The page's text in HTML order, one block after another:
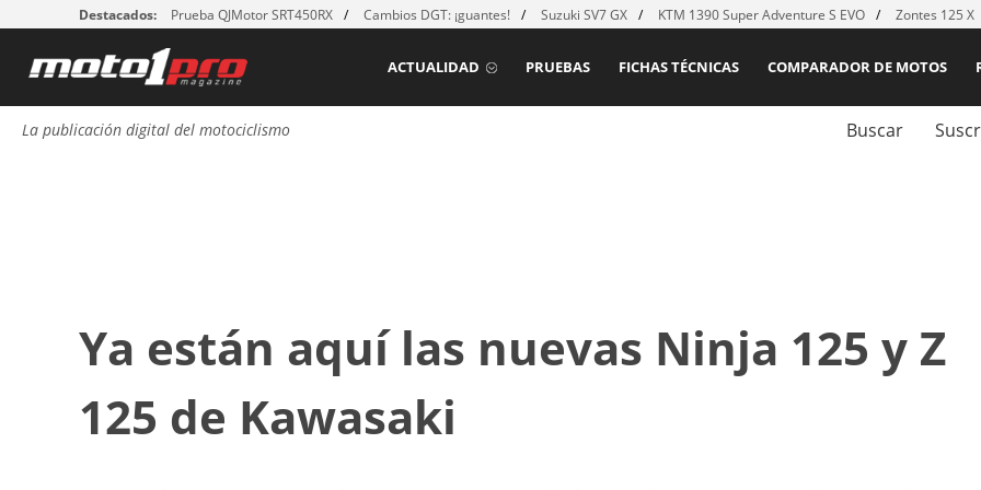
Destacados: Prueba QJMotor SRT450RX Cambios DGT: ¡guantes! Suzuki SV7 GX KTM 1390 Super Adventure S EVO Zontes 125 X
COMPARADOR DE MOTOS
FICHAS TÉCNICAS
PRUEBAS
ACTUALIDAD
La publicación digital del motociclismo Buscar
Ya están aquí las nuevas Ninja 125 y Z
125 de Kawasaki